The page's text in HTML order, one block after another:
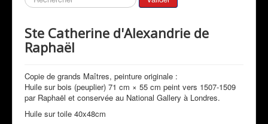
Expositions
Revue de Presse
Peintres & Amis
Livre d'Or
Contact
Ste Catherine d'Alexandrie de
Raphaël
Copie de grands Maîtres, peinture originale :
Huile sur bois (peuplier) 71 cm × 55 cm peint vers 1507-1509
par Raphaël et conservée au National Gallery à Londres.
Huile sur toile 40x48cm